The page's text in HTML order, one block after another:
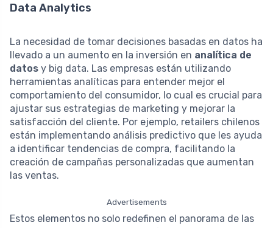
Data Analytics
La necesidad de tomar decisiones basadas en datos ha
llevado a un aumento en la inversión en analítica de
datos y big data. Las empresas están utilizando
herramientas analíticas para entender mejor el
comportamiento del consumidor, lo cual es crucial para
ajustar sus estrategias de marketing y mejorar la
satisfacción del cliente. Por ejemplo, retailers chilenos
están implementando análisis predictivo que les ayuda
a identificar tendencias de compra, facilitando la
creación de campañas personalizadas que aumentan
las ventas.
Advertisements
Estos elementos no solo redefinen el panorama de las